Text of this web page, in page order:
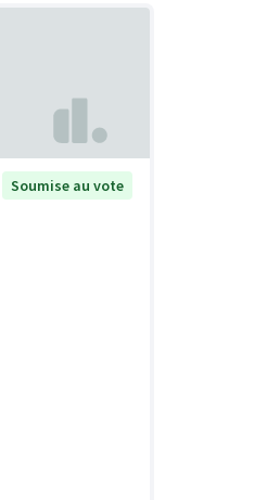
Soumise au vote